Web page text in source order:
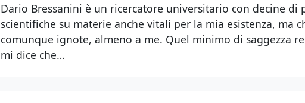
Dario Bressanini è un ricercatore universitario con decine di
scientifiche su materie anche vitali per la mia esistenza, ma
comunque ignote, almeno a me. Quel minimo di saggezza
mi dice che…